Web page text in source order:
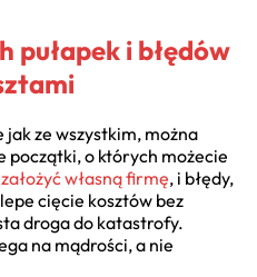
pułapek i błędów
jak ze wszystkim, można
początki, o których możecie
własną firmę, i błędy,
cięcie kosztów bez
droga do katastrofy.
na mądrości, a nie